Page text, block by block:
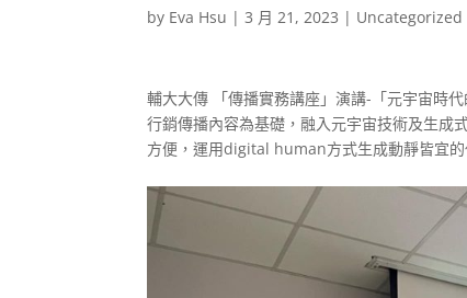
by Eva Hsu |3 月 21, 2023 | Uncategorized
輔大大傳 「傳播實務講座」演講-「元宇宙時
行銷傳播內容為基礎，融入元宇宙技術及生成
方便，運用digital human方式生成動靜皆宜的